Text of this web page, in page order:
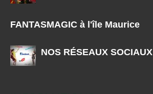
FANTASMAGIC à l'île Maurice
NOS RÉSEAUX SOCIAUX